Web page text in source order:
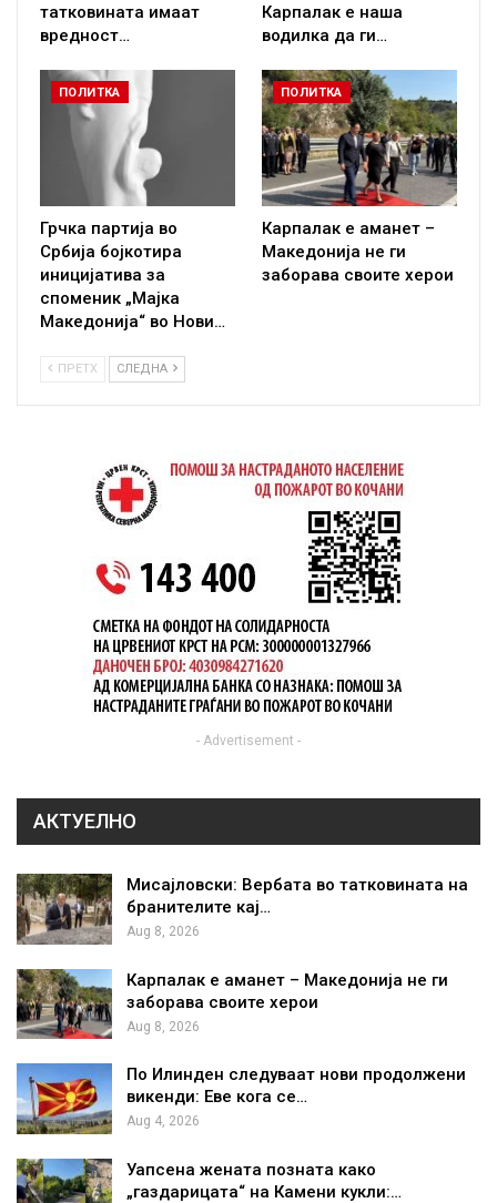
татковината имаат
вредност…
Карпалак е наша
водилка да ги…
ПОЛИТКА
Грчка партија во
Србија бојкотира
иницијатива за
споменик „Мајка
Македонија“ во Нови…
ПОЛИТКА
Карпалак е аманет –
Македонија не ги
заборава своите херои
ПРЕТХ СЛЕДНА
- Advertisement -
АКТУЕЛНО
Мисајловски: Вербата во татковината на
бранителите кај…
Aug 8, 2026
Карпалак е аманет – Македонија не ги
заборава своите херои
Aug 8, 2026
По Илинден следуваат нови продолжени
викенди: Еве кога се…
Aug 4, 2026
Уапсена жената позната како
„газдарицата“ на Камени кукли:…